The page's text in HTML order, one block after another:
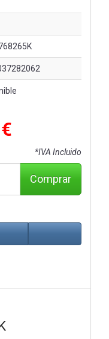
*IVA Incluido
Comprar